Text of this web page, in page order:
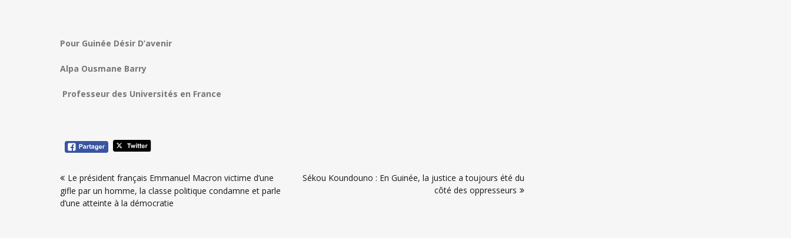
Pour Guinée Désir D’avenir
Alpa Ousmane Barry
Professeur des Universités en France
de
l’article
Le président français Emmanuel Macron victime d’une
gifle par un homme, la classe politique condamne et parle
d’une atteinte à la démocratie
Sékou Koundouno : En Guinée, la justice a toujours été du
côté des oppresseurs